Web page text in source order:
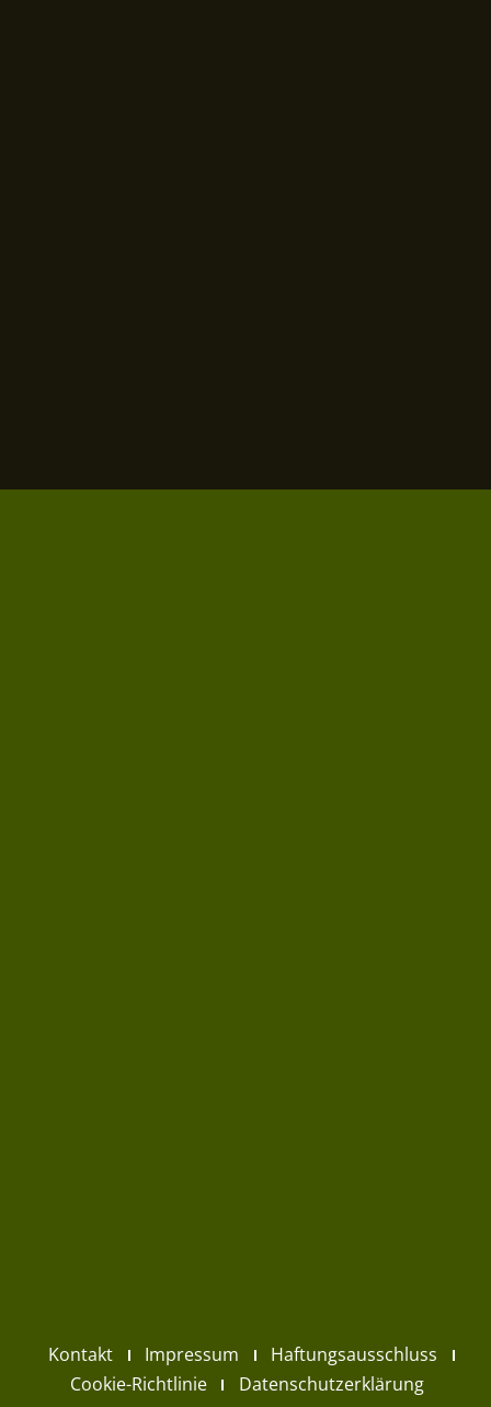
Kontakt Impressum
Haftungsausschluss
Cookie-Richtlinie
Datenschutzerklärung